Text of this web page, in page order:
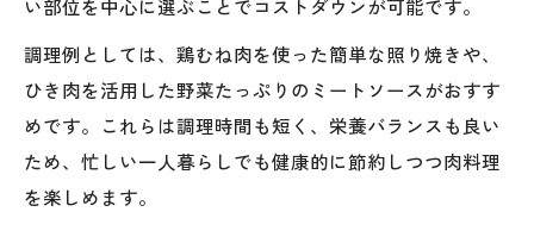
い部位を中心に選ぶことでコストダウンが可能です。
調理例としては、鶏むね肉を使った簡単な照り焼きや、
ひき肉を活用した野菜たっぷりのミートソースがおすす
めです。これらは調理時間も短く、栄養バランスも良い
ため、忙しい一人暮らしでも健康的に節約しつつ肉料理
を楽しめます。